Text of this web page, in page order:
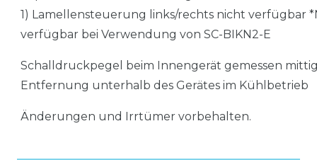
1) Lamellensteuerung links/rechts nicht verfügbar
verfügbar bei Verwendung von SC-BIKN2-E
Schalldruckpegel beim Innengerät gemessen mittig
Entfernung unterhalb des Gerätes im Kühlbetrieb
Änderungen und Irrtümer vorbehalten.